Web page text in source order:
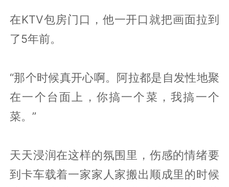
在KTV包房门口，他一开口就把画面拉到
了5年前。
“那个时候真开心啊。阿拉都是自发性地聚
在一个台面上，你搞一个菜，我搞一个
菜。”
天天浸润在这样的氛围里，伤感的情绪要
到卡车载着一家家人家搬出顺成里的时候